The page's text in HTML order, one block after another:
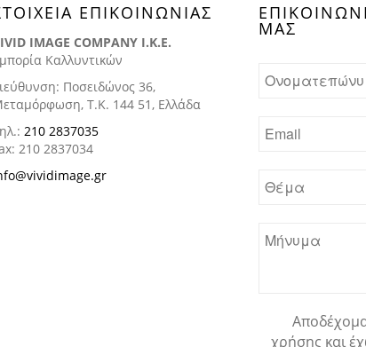
ΕΠΙΚΟΙΝΩΝΙΑΣ
IMAGE COMPANY I.K.E.
Καλλυντικών
Ποσειδώνος 36,
Τ.Κ. 144 51, Ελλάδα
210 2837035
210 2837034
ΜΑΣ
χρήσης και